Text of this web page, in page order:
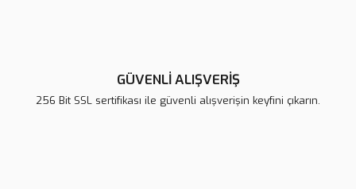
Ürün açıklamasında eksik bilgiler bulunuyor.
GÜVENLİ ALIŞVERİŞ
256 Bit SSL sertifikası ile güvenli alışverişin keyfini çıkarın.